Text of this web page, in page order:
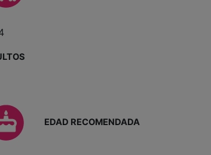
EDAD RECOMENDADA